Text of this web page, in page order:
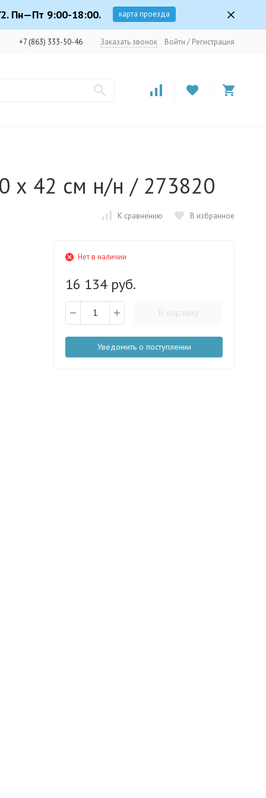
Пн—Пт 9:00-18:00. карта проезда
+7 (863) 333-50-46 Заказать звонок Войти / Регистрация
х 42 см н/н / 273820
К сравнению В избранное
Нет в наличии
16 134 руб.
В корзину
Уведомить о поступлении